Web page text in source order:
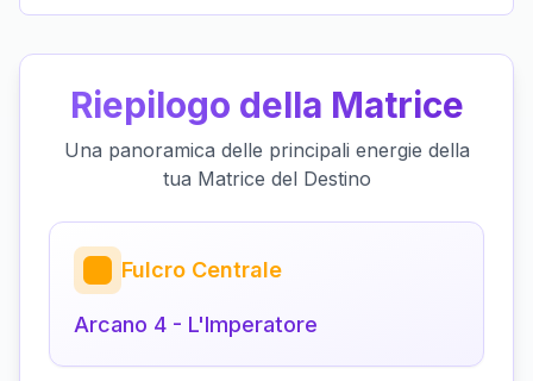
Riepilogo della Matrice
Una panoramica delle principali energie della
tua Matrice del Destino
Fulcro Centrale
Arcano 4 - L'Imperatore